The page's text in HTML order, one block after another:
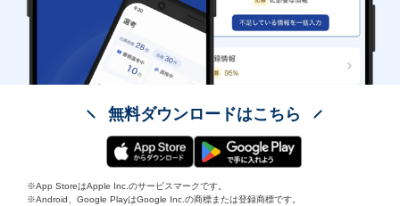
無料ダウンロードはこちら
※App StoreはApple Inc.のサービスマークです。
※Android、Google PlayはGoogle Inc.の商標または登録商標です。